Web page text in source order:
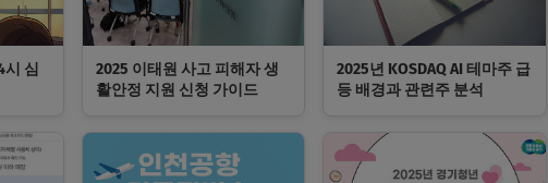
2025 이태원 사고 피해자 생
활안정 지원 신청 가이드
2025년 KOSDAQ AI 테마주 급
등 배경과 관련주 분석